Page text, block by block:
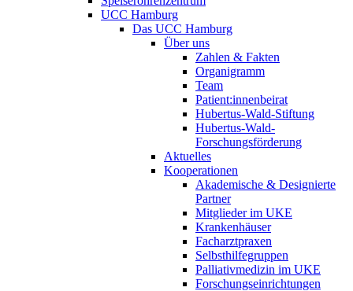
UCC Hamburg
Das UCC Hamburg
Über uns
Zahlen & Fakten
Organigramm
Team
Patient:innenbeirat
Hubertus-Wald-Stiftung
Hubertus-Wald-
Forschungsförderung
Aktuelles
Kooperationen
Akademische & Designierte
Partner
Mitglieder im UKE
Krankenhäuser
Facharztpraxen
Selbsthilfegruppen
Palliativmedizin im UKE
Forschungseinrichtungen